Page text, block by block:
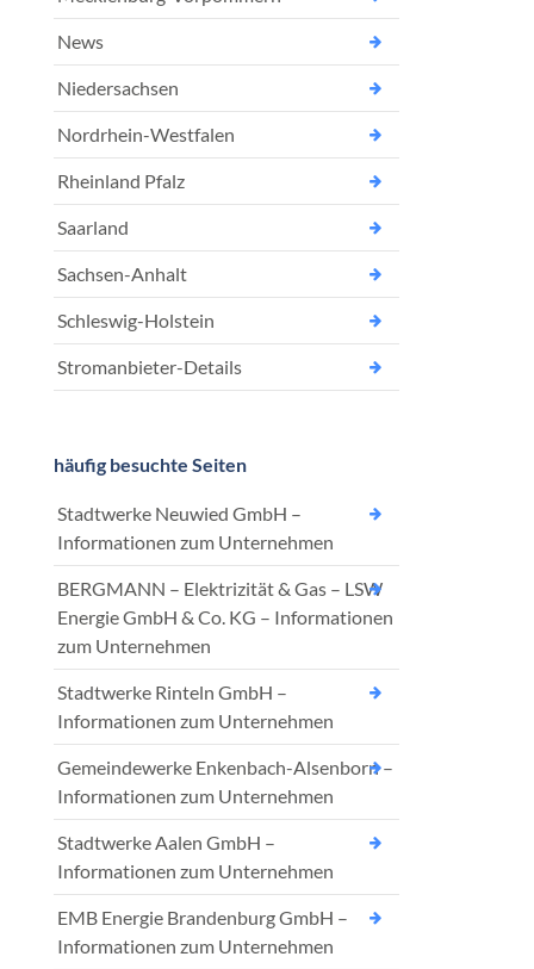
News
Niedersachsen
Nordrhein-Westfalen
Rheinland Pfalz
Saarland
Sachsen-Anhalt
Schleswig-Holstein
Stromanbieter-Details
häufig besuchte Seiten
Stadtwerke Neuwied GmbH –
Informationen zum Unternehmen
BERGMANN – Elektrizität & Gas – LSW
Energie GmbH & Co. KG – Informationen
zum Unternehmen
Stadtwerke Rinteln GmbH –
Informationen zum Unternehmen
Gemeindewerke Enkenbach-Alsenborn –
Informationen zum Unternehmen
Stadtwerke Aalen GmbH –
Informationen zum Unternehmen
EMB Energie Brandenburg GmbH –
Informationen zum Unternehmen